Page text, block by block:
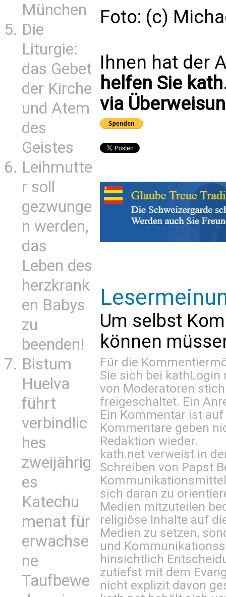
München
Die
Liturgie:
das Gebet
der Kirche
und Atem
des
Geistes
Leihmutte
r soll
gezwunge
n werden,
das
Leben des
herzkrank
en Babys
zu
beenden!
Bistum
Huelva
führt
verbindlic
hes
zweijährig
es
Katechu
menat für
erwachse
ne
Taufbewe
Foto: (c)
Ihnen hat der
helfen Sie
via
Um selbst
können
Für die
Sie sich bei kathLogin
von Moderatoren
freigeschaltet. Ein
Ein Kommentar ist
Kommentare geben
Redaktion wieder.
kath.net verweist in
Schreiben von Papst
sich daran zu
Medien mitzuteilen
religiöse Inhalte auf
Medien zu setzen,
und
hinsichtlich
zutiefst mit dem
nicht explizit davon